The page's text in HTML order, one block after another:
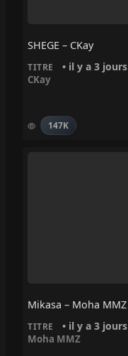
SHEGE – CKay
TITRE • il y a 3 jours
CKay
147K
Mikasa – Moha MMZ
TITRE • il y a 3 jours
Moha MMZ